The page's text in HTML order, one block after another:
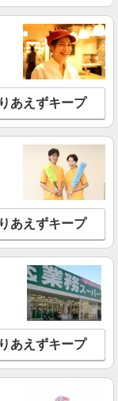
のデイサービス
払い有/週払い有/交
を見る
ケア▼清掃やフロ
払い有/週払い有/交
細を見る
で夜勤専従★日払
払い有/週払い有/交
あえずキープ
あえずキープ
あえずキープ